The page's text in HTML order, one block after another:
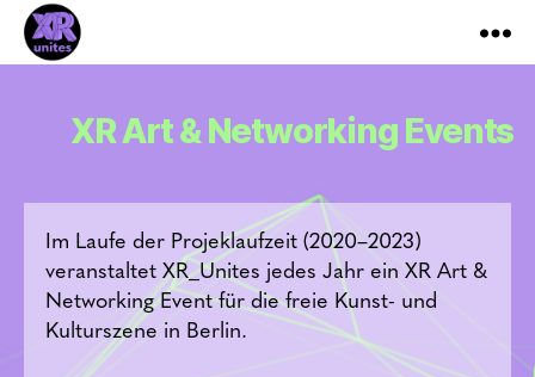
XR Art & Networking Events
Im Laufe der Projeklaufzeit (2020–2023)
veranstaltet XR_Unites jedes Jahr ein XR Art &
Networking Event für die freie Kunst- und
Kulturszene in Berlin.